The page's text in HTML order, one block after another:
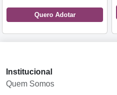
Quero Adotar
Institucional
Quem Somos